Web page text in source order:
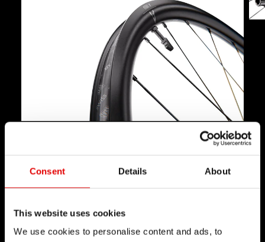
Consent Details About
This website uses cookies
We use cookies to personalise content and ads, to
wysokości 30 mm i wewnętrznej szerokości 22 mm